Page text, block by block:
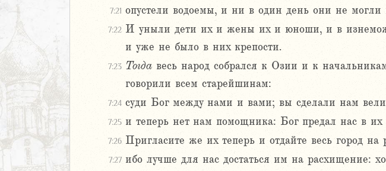
Иеремии
7:21 опустели водоемы, и ни в один день они не
7:22 И уныли дети их и жены их и юноши, и в
и уже не было в них крепости.
7:23 Тогда весь народ собрался к Озии и к
говорили всем старейшинам:
7:24 суди Бог между нами и вами; вы сделали нам
7:25 и теперь нет нам помощника: Бог предал нас в
7:26 Пригласите же их теперь и отдайте весь город на
7:27 ибо лучше для нас достаться им на расхищение: